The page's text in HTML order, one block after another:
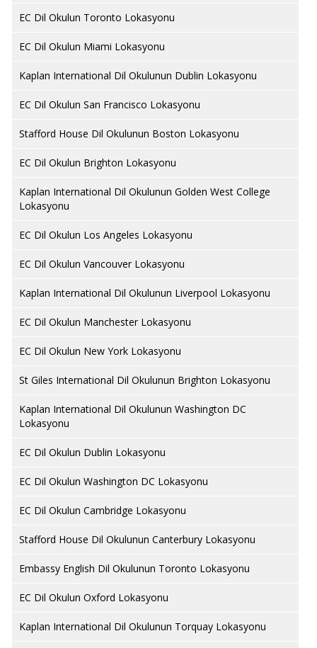
EC Dil Okulun Toronto Lokasyonu
EC Dil Okulun Miami Lokasyonu
Kaplan International Dil Okulunun Dublin Lokasyonu
EC Dil Okulun San Francisco Lokasyonu
Stafford House Dil Okulunun Boston Lokasyonu
EC Dil Okulun Brighton Lokasyonu
Kaplan International Dil Okulunun Golden West College
Lokasyonu
EC Dil Okulun Los Angeles Lokasyonu
EC Dil Okulun Vancouver Lokasyonu
Kaplan International Dil Okulunun Liverpool Lokasyonu
EC Dil Okulun Manchester Lokasyonu
EC Dil Okulun New York Lokasyonu
St Giles International Dil Okulunun Brighton Lokasyonu
Kaplan International Dil Okulunun Washington DC
Lokasyonu
EC Dil Okulun Dublin Lokasyonu
EC Dil Okulun Washington DC Lokasyonu
EC Dil Okulun Cambridge Lokasyonu
Stafford House Dil Okulunun Canterbury Lokasyonu
Embassy English Dil Okulunun Toronto Lokasyonu
EC Dil Okulun Oxford Lokasyonu
Kaplan International Dil Okulunun Torquay Lokasyonu